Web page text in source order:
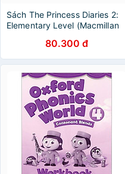
Sách The Princess Diaries 2:
Elementary Level (Macmillan
80.300 đ